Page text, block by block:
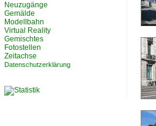
Neuzugänge
Gemälde
Modellbahn
Virtual Reality
Gemischtes
Fotostellen
Zeitachse
Datenschutzerklärung